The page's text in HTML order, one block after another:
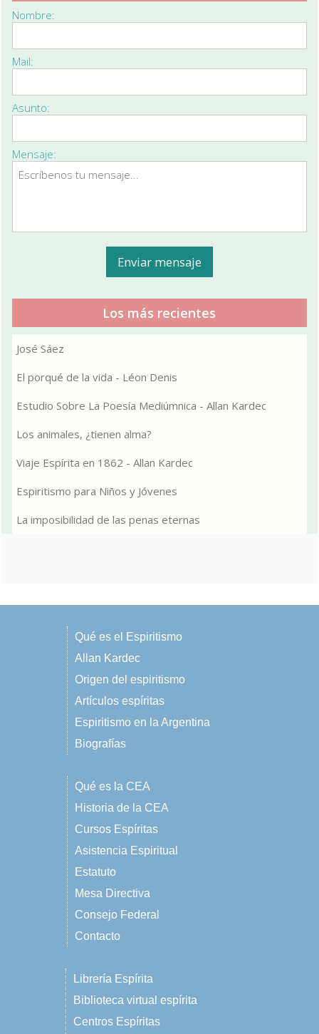
Nombre:
Mail:
Asunto:
Mensaje:
Los más recientes
José Sáez
El porqué de la vida - Léon Denis
Estudio Sobre La Poesía Mediúmnica - Allan Kardec
Los animales, ¿tienen alma?
Viaje Espírita en 1862 - Allan Kardec
Espiritismo para Niños y Jóvenes
La imposibilidad de las penas eternas
Qué es el Espiritismo
Allan Kardec
Origen del espiritismo
Artículos espíritas
Espiritismo en la Argentina
Biografías
Qué es la CEA
Historia de la CEA
Cursos Espíritas
Asistencia Espiritual
Estatuto
Mesa Directiva
Consejo Federal
Contacto
Librería Espírita
Biblioteca virtual espírita
Centros Espíritas